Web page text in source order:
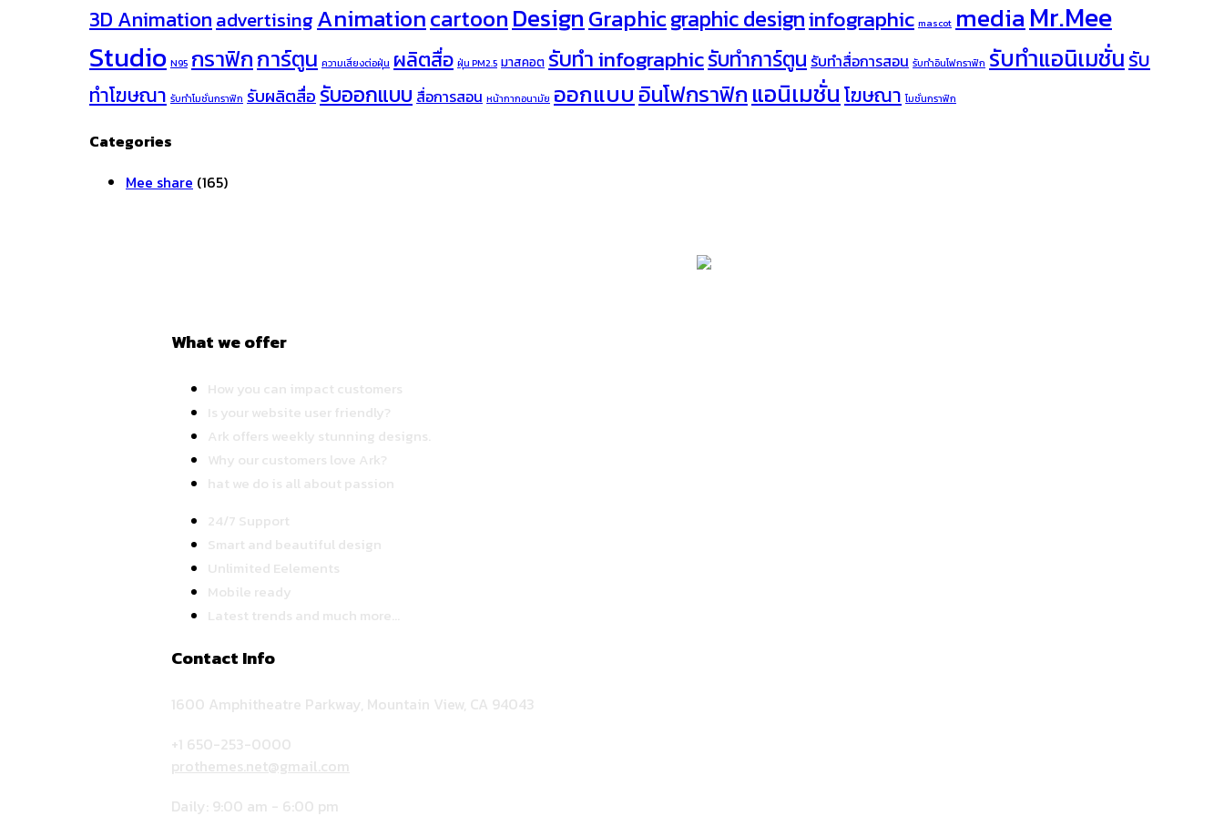
3D AnimationadvertisingAnimationcartoonDesignGraphicgraphic designinfographic mascot mediaMr.Mee
Studio N95 กราฟิกการ์ตูน ความเสี่ยงต่อฝุ่น ผลิตสื่อ ฝุ่น PM2.5 มาสคอต รับทำ infographicรับทำการ์ตูน รับทำสื่อการสอน รับทำอินโฟกราฟิก รับทำแอนิเมชั่นรับ
ทำโฆษณา รับทำโมชั่นกราฟิก รับผลิตสื่อ รับออกแบบ สื่อการสอน หน้ากากอนามัย ออกแบบ อินโฟกราฟิก แอนิเมชั่นโฆษณา โมชั่นกราฟิก
Categories
Mee share (165)
What we offer
How you can impact customers
Is your website user friendly?
Ark offers weekly stunning designs.
Why our customers love Ark?
hat we do is all about passion
24/7 Support
Smart and beautiful design
Unlimited Eelements
Mobile ready
Latest trends and much more...
Contact Info
1600 Amphitheatre Parkway, Mountain View, CA 94043
+1 650-253-0000
prothemes.net@gmail.com
Daily: 9:00 am - 6:00 pm